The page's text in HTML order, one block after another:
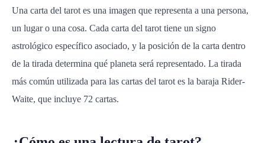
Una carta del tarot es una imagen que representa a una persona,
un lugar o una cosa. Cada carta del tarot tiene un signo
astrológico específico asociado, y la posición de la carta dentro
de la tirada determina qué planeta será representado. La tirada
más común utilizada para las cartas del tarot es la baraja Rider-
Waite, que incluye 72 cartas.